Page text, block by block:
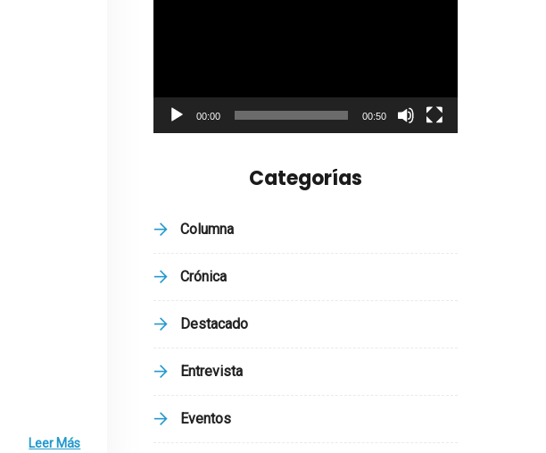
Leer Más
00:00 00:50
Categorías
Columna
Crónica
Destacado
Entrevista
Eventos